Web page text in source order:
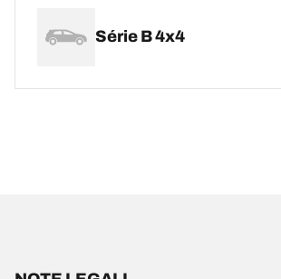
Série B 4x4